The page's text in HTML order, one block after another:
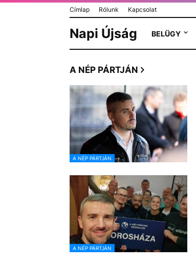
Címlap Rólunk Kapcsolat
Napi Újság BELÜGY
A NÉP PÁRTJÁN
A NÉP PÁRTJÁN
A NÉP PÁRTJÁN